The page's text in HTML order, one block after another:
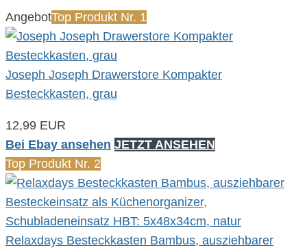
AngebotTop Produkt Nr. 1
Joseph Joseph Drawerstore Kompakter
Besteckkasten, grau
12,99 EUR
Bei Ebay ansehen JETZT ANSEHEN
Top Produkt Nr. 2
Relaxdays Besteckkasten Bambus, ausziehbarer